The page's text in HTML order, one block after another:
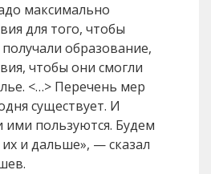
максимально
для того, чтобы
образование,
чтобы они смогли
<…> Перечень мер
существует. И
пользуются. Будем
и дальше», — сказал